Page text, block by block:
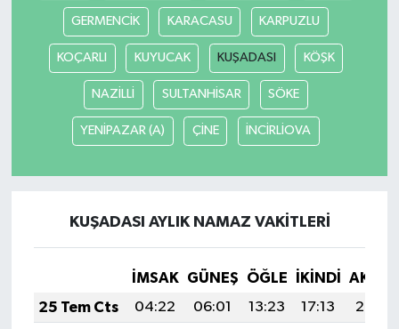
GERMENCİK KARACASU KARPUZLU
KOÇARLI KUYUCAK KUŞADASI KÖŞK
NAZİLLİ SULTANHİSAR SÖKE
YENİPAZAR (A) ÇİNE İNCİRLİOVA
KUŞADASI AYLIK NAMAZ VAKITLERI
İMSAK GÜNEŞ ÖĞLE İKINDI
25 Tem Cts
04:22 06:01 13:23 17:13
20:34